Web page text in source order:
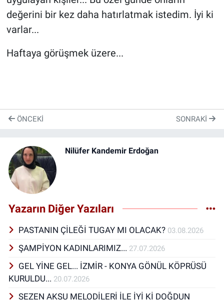
değerini bir kez daha hatırlatmak istedim. İyi ki
varlar...
Haftaya görüşmek üzere...
ÖNCEKI SONRAKI
Nilüfer Kandemir Erdoğan
Yazarın Diğer Yazıları
PASTANIN ÇİLEĞİ TUGAY MI OLACAK? 03.08.2026
ŞAMPİYON KADINLARIMIZ... 27.07.2026
GEL YİNE GEL... İZMİR - KONYA GÖNÜL KÖPRÜSÜ
KURULDU... 20.07.2026
SEZEN AKSU MELODİLERİ İLE İYİ Kİ DOĞDUN